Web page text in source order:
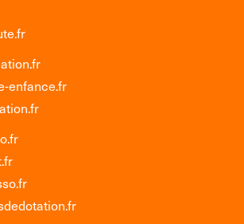
enfance.fr